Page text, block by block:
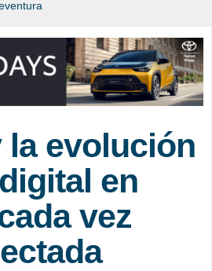
la evolución
en
vez